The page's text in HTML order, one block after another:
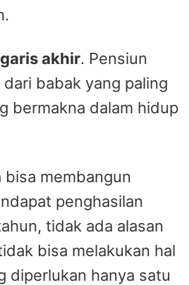
akhir. Pensiun
babak yang paling
bermakna dalam hidup
bisa membangun
penghasilan
tidak ada alasan
bisa melakukan hal
diperlukan hanya satu